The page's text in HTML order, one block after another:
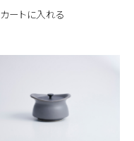
カートに入れる